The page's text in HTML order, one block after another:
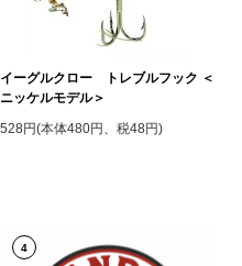
イーグルクロー トレブルフック ＜
ニッケルモデル＞
528円(本体480円、税48円)
4